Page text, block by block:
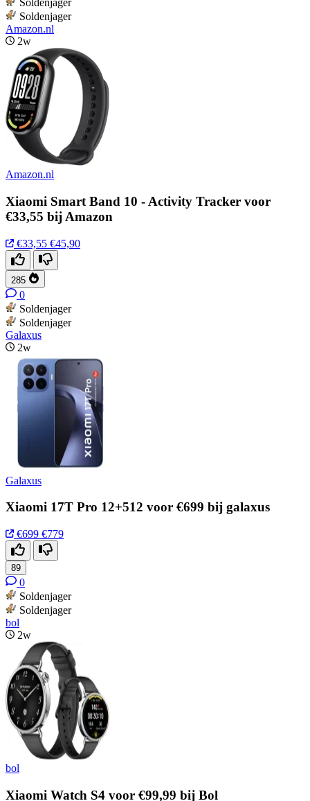
Soldenjager
Soldenjager
Amazon.nl
2w
Amazon.nl
Xiaomi Smart Band 10 - Activity Tracker voor
€33,55 bij Amazon
€33,55 €45,90
285
0
Soldenjager
Soldenjager
Galaxus
2w
Galaxus
Xiaomi 17T Pro 12+512 voor €699 bij galaxus
€699 €779
89
0
Soldenjager
Soldenjager
bol
2w
bol
Xiaomi Watch S4 voor €99,99 bij Bol